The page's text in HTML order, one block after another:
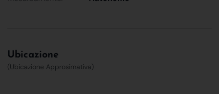
Ubicazione
(Ubicazione Approsimativa)